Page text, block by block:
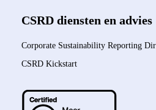
CSRD diensten en advies
Corporate Sustainability Reporting
CSRD Kickstart